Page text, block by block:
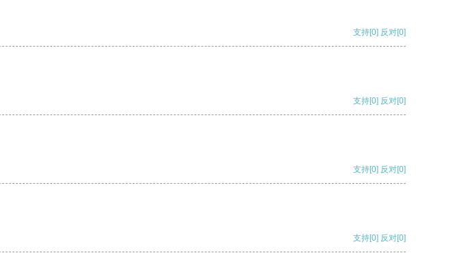
支持[0] 反对[0]
支持[0] 反对[0]
支持[0] 反对[0]
支持[0] 反对[0]